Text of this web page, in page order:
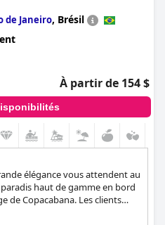
de Janeiro, Brésil
À partir de 154 $
élégance vous attendent au
haut de gamme en bord
de Copacabana. Les clients